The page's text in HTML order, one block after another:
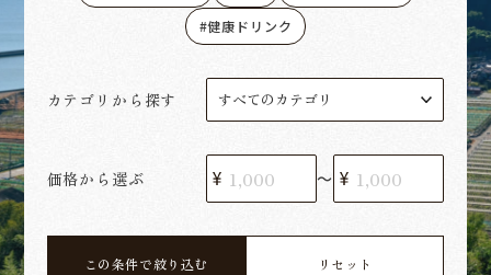
健康ドリンク
カテゴリから探す
価格から選ぶ 〜
この条件で絞り込む リセット